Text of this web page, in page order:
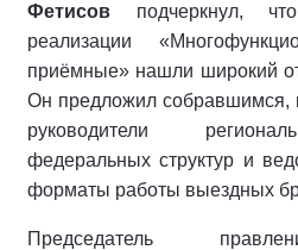
Фетисов подчеркнул,
реализации
приёмные» нашли широкий
Он предложил собравшимся,
руководители
федеральных структур и
форматы работы выездных
Председатель